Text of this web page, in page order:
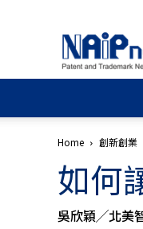
Home 創新創業
如何
吳欣穎╱北美